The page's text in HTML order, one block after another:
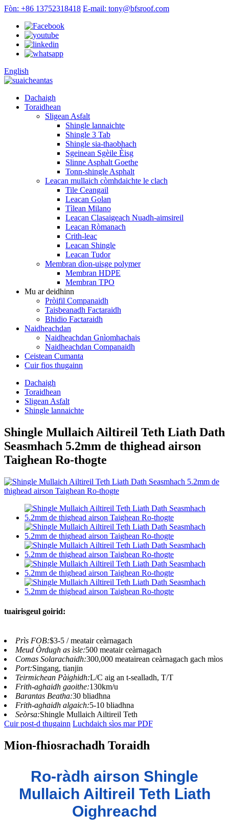
Fòn: +86 13752318418 E-mail: tony@bfsroof.com
English
Dachaigh
Toraidhean
Sligean Asfalt
Shingle lannaichte
Shingle 3 Tab
Shingle sia-thaobhach
Sgeinean Sgèile Èisg
Slinne Asphalt Goethe
Tonn-shingle Asphalt
Leacan mullaich còmhdaichte le clach
Tile Ceangail
Leacan Golan
Tìlean Milano
Leacan Clasaigeach Nuadh-aimsireil
Leacan Ròmanach
Crith-leac
Leacan Shingle
Leacan Tudor
Membran dìon-uisge polymer
Membran HDPE
Membran TPO
Mu ar deidhinn
Pròifil Companaidh
Taisbeanadh Factaraidh
Bhidio Factaraidh
Naidheachdan
Naidheachdan Gnìomhachais
Naidheachdan Companaidh
Ceistean Cumanta
Cuir fios thugainn
Dachaigh
Toraidhean
Sligean Asfalt
Shingle lannaichte
Shingle Mullaich Ailtireil Teth Liath Dath
Seasmhach 5.2mm de thighead airson
Taighean Ro-thogte
tuairisgeul goirid:
Prìs FOB:$3-5 / meatair ceàrnagach
Meud Òrdugh as ìsle:500 meatair ceàrnagach
Comas Solarachaidh:300,000 meatairean ceàrnagach gach mìos
Port:Singang, tianjin
Teirmichean Pàighidh:L/C aig an t-sealladh, T/T
Frith-aghaidh gaoithe:130km/u
Barantas Beatha:30 bliadhna
Frith-aghaidh algaich:5-10 bliadhna
Seòrsa:Shingle Mullaich Ailtireil Teth
Cuir post-d thugainn Luchdaich sìos mar PDF
Mion-fhiosrachadh Toraidh
Ro-ràdh airson Shingle
Mullaich Ailtireil Teth Liath
Oighreachd